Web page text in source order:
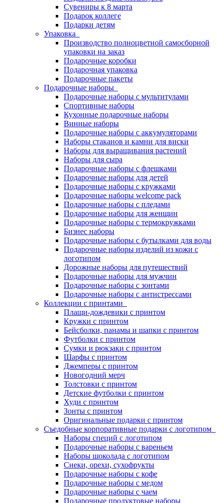
Сувениры к 8 марта
Подарок коллеге
Подарки детям
Упаковка
Производство полноцветной самосборной
упаковки на заказ
Подарочные коробки
Подарочная упаковка
Подарочные пакеты
Подарочные наборы
Подарочные наборы с мультитулами
Спортивные наборы
Кухонные подарочные наборы
Винные наборы
Подарочные наборы с аккумуляторами
Наборы стаканов и камни для виски
Наборы для выращивания растений
Наборы для сыра
Подарочные наборы с флешками
Подарочные наборы для детей
Подарочные наборы с кружками
Подарочные наборы welcome pack
Подарочные наборы с пледами
Подарочные наборы для женщин
Подарочные наборы с термокружками
Бизнес наборы
Подарочные наборы с бутылками для воды
Подарочные наборы изделий из кожи с
логотипом
Дорожные наборы для путешествий
Подарочные наборы для мужчин
Подарочные наборы с зонтами
Подарочные наборы с антистрессами
Коллекции с принтами
Плащи-дождевики с принтом
Кружки с принтом
Бейсболки, панамы и шапки с принтом
Футболки с принтом
Сумки и рюкзаки с принтом
Шарфы с принтом
Джемперы с принтом
Новогодний мерч
Толстовки с принтом
Детские футболки с принтом
Худи с принтом
Зонты с принтом
Оригинальные подарки с принтом
Съедобные корпоративные подарки с логотипом
Наборы специй с логотипом
Подарочные наборы с вареньем
Наборы шоколада с логотипом
Снеки, орехи, сухофрукты
Подарочные наборы с кофе
Подарочные наборы с медом
Подарочные наборы с чаем
Подарочные продуктовые наборы